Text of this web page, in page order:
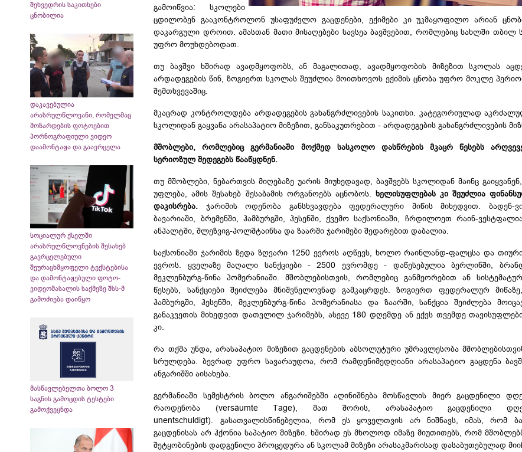
შეხვედრის საკითხები
ცნობილია
დაკავებულია
არასრულწლოვანი, რომელმაც
მოზარდების ფოტოებით
პორნოგრაფიული ვიდეო
დაამონტაჟა და გაავრცელა
სოციალურ ქსელში
არასრულწლოვნების შესახებ
გავრცელებული
შეურაცხმყოფელი ტექსტებისა
და დამონტაჟებული ფოტო-
ვიდეომასალის საქმეზე შსს-მ
გამოძიება დაიწყო
მასწავლებელთა ბოლო 3
საგნის გამოცდის ტესტები
გამოქვეყნდა
გამოიწვია: სკოლები
ცდილობენ გააკონტროლონ უსაფუძვლო გაცდენები, ექიმები კი უკმაყოფილო არიან
დაკარგული დროით. ამასთან მათიმისაღებები სავსეა ბავშვებით, რომლებიც სახლში თბილ
უფრო მოუხდებოდათ.
თუ ბავშვი ხშირად ავადმყოფობს, ან მაგალითად, ავადმყოფობის მიზეზით სკოლას
არდადეგების წინ, ზოგიერთ სკოლას შეუძლია მოითხოვოს ექიმის ცნობა უფრო მოკლე
შემთხვევაშიც.
მკაცრად კონტროლდება არდადეგების გახანგრძლივების საკითხი. კატეგორიულად
სკოლიდან გაყვანა არასაპატიო მიზეზით, განსაკუთრებით - არდადეგების გახანგრძლივების
მშობლები, რომლებიც გერმანიაში მოქმედ სასკოლო დასწრების მკაცრ წესებს
სერიოზულ შედეგებს წააწყდნენ.
თუ მშობლები, ნებართვის მიღებაზე უარის მიუხედავად, ბავშვებს სკოლიდან მაინც
უფლება, ამის შესახებ შესაბამის ორგანოებს აცნობოს. ხელისუფლებას კი შეუძლია
დაკისრება. ჯარიმის ოდენობა განსხვავდება ფედერალური მიწის მიხედვით. ბადენ-
ბავარიაში, ბრემენში, ჰამბურგში, ჰესენში, ქვემო საქსონიაში, ჩრდილოეთ რაინ-
ანჰალტში ,შლეზვიგ-ჰოლშტაინსა დაზაარში ჯარიმები შედარებით დაბალია.
საქსონიაში ჯარიმის ზედა ზღვარი 1250 ევროს აღწევს, ხოლორაინლანდ-ფალცსა და
ევროს. ყველაზე მაღალი სანქციები - 2500 ევრომდე - დაწესებულია ბერლინში,
მეკლენბურგ-წინა
პომერანიაში . მშობლებისთვის, რომლებიც განმეორებით ან
წესებს, სანქციები შეიძლება მნიშვნელოვნად გამკაცრდეს. ზოგიერთ ფედერალურ
ჰამბურგში,ჰესენში ,მეკლენბურგ-წინა პომერანიასადა ზაარში, სანქციაშეიძლება
განაკვეთის მიხედვით დათვლილ ჯარიმებს, ასევე 180 დღემდე ან ექვს თვემდე
კი.
რა თქმა უნდა, არასაპატიო მიზეზით გაცდენების აბსოლუტური უმრავლესობა
სრულდება. ბევრად უფრო სავარაუდოა, რომ რამდენიმედღიანი არასაპატიო გაცდენა
ანგარიშში აისახება.
გერმანიაში სემესტრის ბოლო ანგარიშებში აღინიშნება მოსწავლის მიერ გაცდენილი
რაოდენობა (versäumte Tage), მათ შორის, არასაპატიო გაცდენილი
unentschuldigt). გასათვალისწინებელია, რომ ეს ყოველთვის არ ნიშნავს, იმას, რომ
გაცდენისას არ ჰქონია საპატიო მიზეზი. ხშირად ეს მხოლოდ იმაზე მიუთითებს, რომ
შეტყობინების დადგენილი პროცედურა ან სკოლამ მიზეზი არასაკმარისად დასაბუთებულად